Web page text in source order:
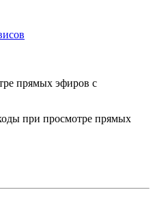
прямых эфиров с
при просмотре прямых